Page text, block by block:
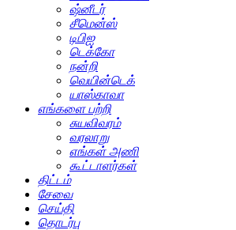
ஷ்னீடர்
சீமென்ஸ்
டிபிஐ
டெக்கோ
நன்றி
வெயின்டெக்
யாஸ்காவா
எங்களை பற்றி
சுயவிவரம்
வரலாறு
எங்கள் அணி
கூட்டாளர்கள்
திட்டம்
சேவை
செய்தி
தொடர்பு